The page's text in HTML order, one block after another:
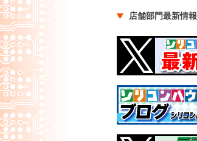
店舗部門最新情報